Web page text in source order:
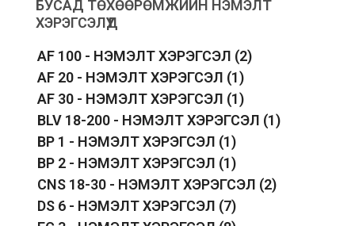
БУСАД ТӨХӨӨРӨМЖИЙН НЭМЭЛТ
ХЭРЭГСЭЛҮҮД
AF 100 - НЭМЭЛТ ХЭРЭГСЭЛ (2)
AF 20 - НЭМЭЛТ ХЭРЭГСЭЛ (1)
AF 30 - НЭМЭЛТ ХЭРЭГСЭЛ (1)
BLV 18-200 - НЭМЭЛТ ХЭРЭГСЭЛ (1)
BP 1 - НЭМЭЛТ ХЭРЭГСЭЛ (1)
BP 2 - НЭМЭЛТ ХЭРЭГСЭЛ (1)
CNS 18-30 - НЭМЭЛТ ХЭРЭГСЭЛ (2)
DS 6 - НЭМЭЛТ ХЭРЭГСЭЛ (7)